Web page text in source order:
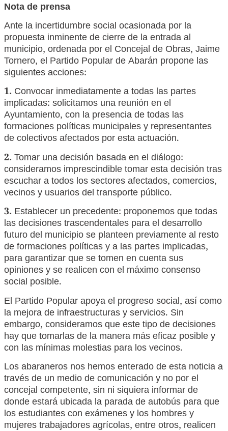
Nota de prensa
Ante la incertidumbre social ocasionada por la
propuesta inminente de cierre de la entrada al
municipio, ordenada por el Concejal de Obras, Jaime
Tornero, el Partido Popular de Abarán propone las
siguientes acciones:
1. Convocar inmediatamente a todas las partes
implicadas: solicitamos una reunión en el
Ayuntamiento, con la presencia de todas las
formaciones políticas municipales y representantes
de colectivos afectados por esta actuación.
2. Tomar una decisión basada en el diálogo:
consideramos imprescindible tomar esta decisión tras
escuchar a todos los sectores afectados, comercios,
vecinos y usuarios del transporte público.
3. Establecer un precedente: proponemos que todas
las decisiones trascendentales para el desarrollo
futuro del municipio se planteen previamente al resto
de formaciones políticas y a las partes implicadas,
para garantizar que se tomen en cuenta sus
opiniones y se realicen con el máximo consenso
social posible.
El Partido Popular apoya el progreso social, así como
la mejora de infraestructuras y servicios. Sin
embargo, consideramos que este tipo de decisiones
hay que tomarlas de la manera más eficaz posible y
con las mínimas molestias para los vecinos.
Los abaraneros nos hemos enterado de esta noticia a
través de un medio de comunicación y no por el
concejal competente, sin ni siquiera informar de
donde estará ubicada la parada de autobús para que
los estudiantes con exámenes y los hombres y
mujeres trabajadores agrícolas, entre otros, realicen